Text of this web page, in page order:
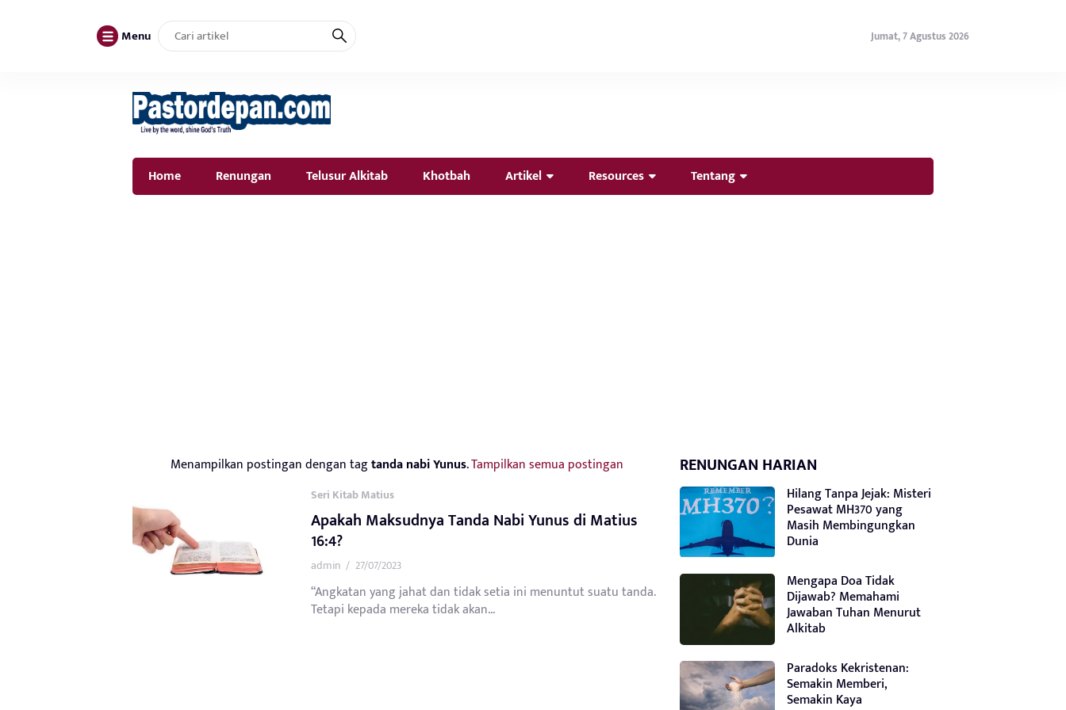
Menu Jumat, 7 Agustus 2026
Home Renungan Telusur Alkitab Khotbah Artikel Resources Tentang
Menampilkan postingan dengan tagtanda nabi Yunus.Tampilkan semua postingan
Seri Kitab Matius
Apakah Maksudnya Tanda Nabi Yunus di Matius
16:4?
admin / 27/07/2023
“Angkatan yang jahat dan tidak setia ini menuntut suatu tanda.
Tetapi kepada mereka tidak akan...
RENUNGAN HARIAN
Hilang Tanpa Jejak: Misteri
Pesawat MH370 yang
Masih Membingungkan
Dunia
Mengapa Doa Tidak
Dijawab? Memahami
Jawaban Tuhan Menurut
Alkitab
Paradoks Kekristenan:
Semakin Memberi,
Semakin Kaya